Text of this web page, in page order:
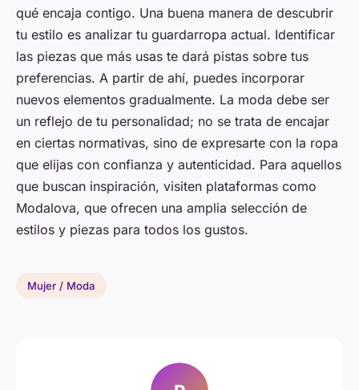
qué encaja contigo. Una buena manera de descubrir
tu estilo es analizar tu guardarropa actual. Identificar
las piezas que más usas te dará pistas sobre tus
preferencias. A partir de ahí, puedes incorporar
nuevos elementos gradualmente. La moda debe ser
un reflejo de tu personalidad; no se trata de encajar
en ciertas normativas, sino de expresarte con la ropa
que elijas con confianza y autenticidad. Para aquellos
que buscan inspiración, visiten plataformas como
Modalova, que ofrecen una amplia selección de
estilos y piezas para todos los gustos.
Mujer / Moda